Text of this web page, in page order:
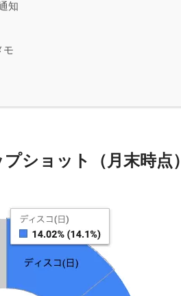
知
モ
ショット（月末時点）